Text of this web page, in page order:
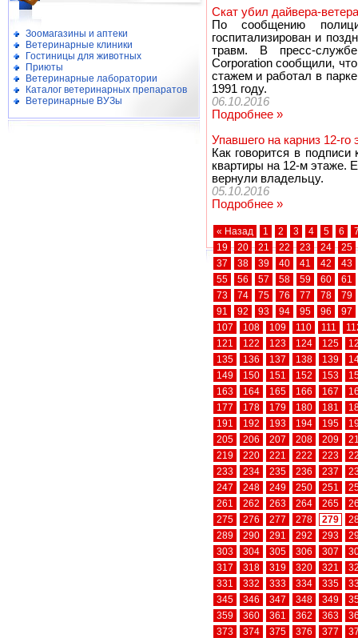
Зоомагазины и аптеки
Ветеринарные клиники
Гостиницы для животных
Приюты
Ветеринарные лаборатории
Каталог ветеринарных препаратов
Ветеринарные ВУЗы
Скат убил дайвера-
По сообщению
госпитализирован и
травм. В пресс-
Corporation сообщили,
стажем и работал в
1991 году.
06.10.2016
Подробнее »
Упавшего на карниз 12-го
Как говорится в подписи
квартиры на 12-м этаже.
вернули владельцу.
05.10.2016
Подробнее »
« Назад 1 2 3 4 5 6
19
20 21 22 23 24
25
37
38 39 40 41 42
43
55
56 57 58 59 60
61
73
74 75 76 77 78
79
91
92 93 94 95 96
97
107
108 109 110 111
121
122 123 124 125
135
136 137 138 139
149
150 151 152 153
163
164 165 166 167
177
178 179 180 181
191
192 193 194 195
205
206 207 208 209
219
220 221 222 223
233
234 235 236 237
247
248 249 250 251
261
262 263 264 265
275
276 277 278 279
289
290 291 292 293
303
304 305 306 307
317
318 319 320 321
331
332 333 334 335
345
346 347 348 349
359
360 361 362 363
373
374 375 376 377